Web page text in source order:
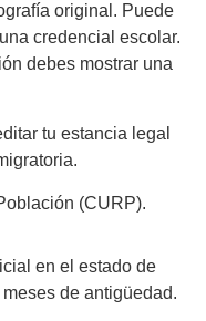
original. Puede
credencial escolar.
debes mostrar una
tu estancia legal
(CURP).
en el estado de
de antigüedad.